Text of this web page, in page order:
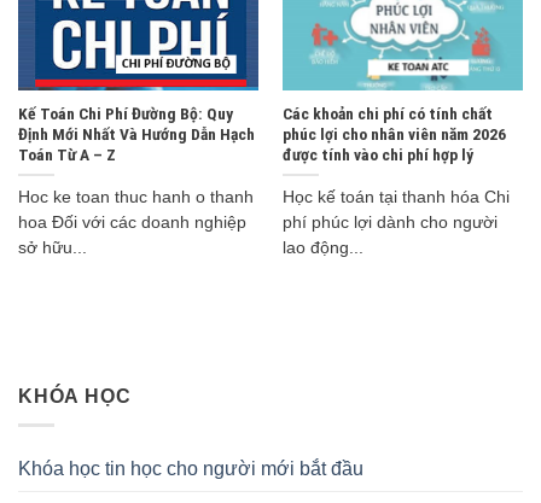
Kế Toán Chi Phí Đường Bộ: Quy
Định Mới Nhất Và Hướng Dẫn Hạch
Toán Từ A – Z
Hoc ke toan thuc hanh o thanh
hoa Đối với các doanh nghiệp
sở hữu...
Các khoản chi phí có tính chất
phúc lợi cho nhân viên năm 2026
được tính vào chi phí hợp lý
Học kế toán tại thanh hóa Chi
phí phúc lợi dành cho người
lao động...
KHÓA HỌC
Khóa học tin học cho người mới bắt đầu